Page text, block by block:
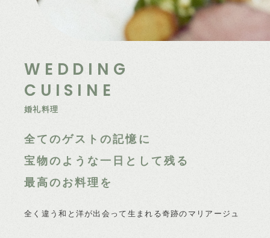
WEDDING
CUISINE
婚礼料理
全てのゲストの記憶に
宝物のような一日として残る
最高のお料理を
全く違う和と洋が出会って生まれる奇跡のマリアージュ